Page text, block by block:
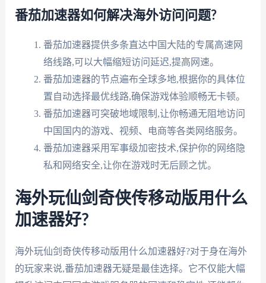
番茄加速器如何解决海外访问问题?
番茄加速器提供多条直达中国大陆的专属高速网
络线路,可以大幅缩短访问延迟,提高网速。
番茄加速器的节点遍布全球多地,根据你的具体位
置自动选择最优线路,确保游戏体验顺畅无卡顿。
番茄加速器可突破地域限制,让你畅通无阻地访问
中国国内的游戏、视频、电商等各类网络服务。
番茄加速器采用军事级加密技术,保护你的网络隐
私和网络安全,让你在游戏时无后顾之忧。
海外玩仙剑奇侠传移动版用什么
加速器好?
海外玩仙剑奇侠传移动版用什么加速器好?对于身在海外
的玩家来说,番茄加速器无疑是最佳选择。它不仅能大幅